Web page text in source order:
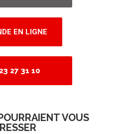
EN LIGNE
27 31 10
VOUS